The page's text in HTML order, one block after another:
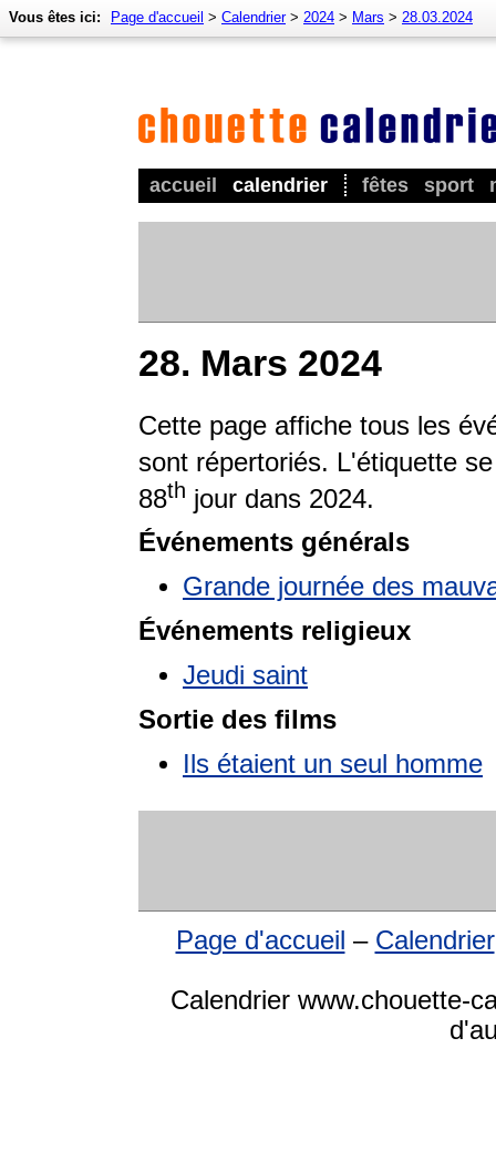
accueil calendrier fêtes sport
Vous êtes ici: Page d'accueil > Calendrier> 2024 > Mars > 28.03.2024
28. Mars 2024
Cette page affiche tous les
sont répertoriés. L'étiquette
88th jour dans 2024.
Événements générals
Grande journée des
Événements religieux
Jeudi saint
Sortie des films
Ils étaient un seul homme
Page d'accueil – Calendrier
Calendrier www.chouette-